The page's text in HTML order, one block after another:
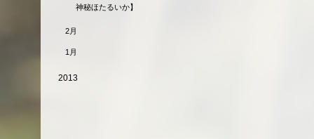
神秘ほたるいか】
2月
1月
2013